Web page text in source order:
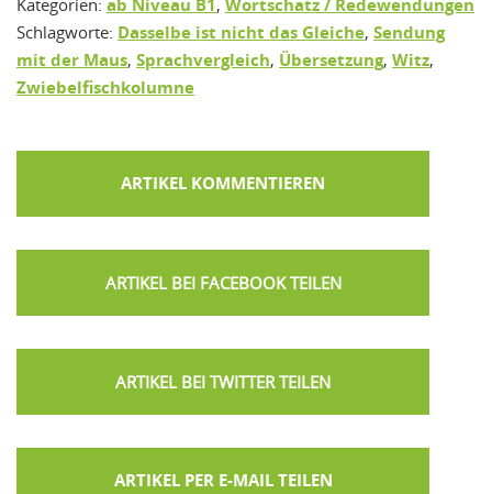
Schlagworte: Dasselbe ist nicht das Gleiche, Sendung
mit der Maus, Sprachvergleich, Übersetzung, Witz,
Zwiebelfischkolumne
ARTIKEL KOMMENTIEREN
ARTIKEL PER E-MAIL TEILEN